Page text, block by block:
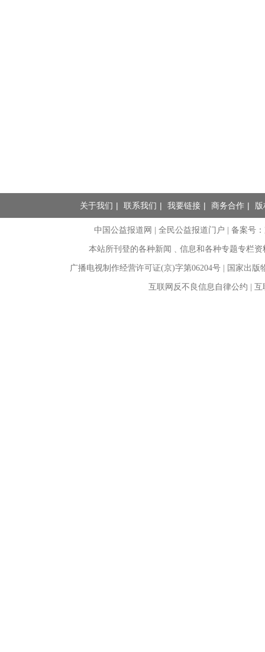
关于我们 | 联系我们 | 我要链接 | 商务合作 |
中国公益报道网 | 全民公益报道门户 |备案号
本站所刊登的各种新闻﹑信息和各种专题专栏
广播电视制作经营许可证(京)字第06204号 | 国家出
互联网反不良信息自律公约 |